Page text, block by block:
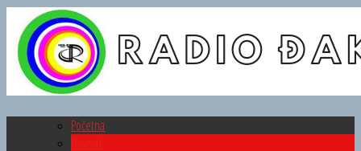
Početna